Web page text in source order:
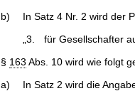
b)
In Satz 4 Nr. 2 wird der
„3.
für Gesellschafter
§ 163 Abs. 10 wird wie folgt
a)
In Satz 2 wird die